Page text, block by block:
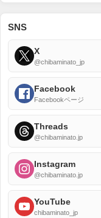
SNS
X
@chibaminato_jp
Facebook
Facebookページ
Threads
@chibaminato.jp
Instagram
@chibaminato.jp
YouTube
chibaminato_jp